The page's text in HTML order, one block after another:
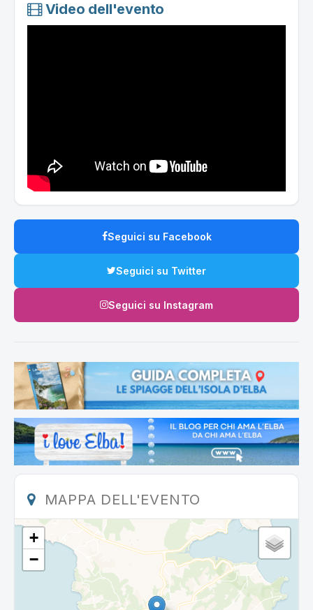
Video dell'evento
Seguici su Facebook
Seguici su Twitter
Seguici su Instagram
MAPPA DELL'EVENTO
+
−